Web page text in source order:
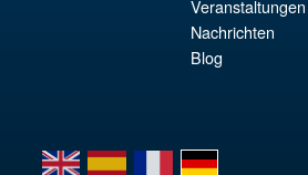
Veranstaltungen
Nachrichten
Blog
en es fr de